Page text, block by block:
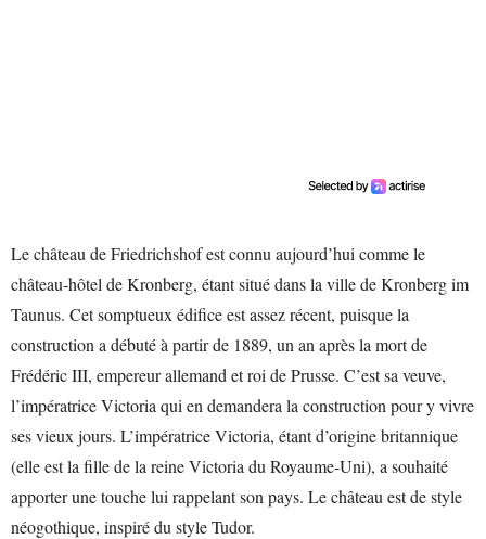
Le château de Friedrichshof est connu aujourd’hui comme le
château-hôtel de Kronberg, étant situé dans la ville de Kronberg im
Taunus. Cet somptueux édifice est assez récent, puisque la
construction a débuté à partir de 1889, un an après la mort de
Frédéric III, empereur allemand et roi de Prusse. C’est sa veuve,
l’impératrice Victoria qui en demandera la construction pour y vivre
ses vieux jours. L’impératrice Victoria, étant d’origine britannique
(elle est la fille de la reine Victoria du Royaume-Uni), a souhaité
apporter une touche lui rappelant son pays. Le château est de style
néogothique, inspiré du style Tudor.